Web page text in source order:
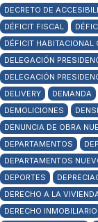
DECRETO DE
DÉFICIT FISCAL
DÉFICIT HABITACIONAL
DELEGACIÓN
DELEGACIÓN
DELIVERY
DEMANDA
DEMOLICIONES
DENUNCIA DE OBRA
DEPARTAMENTOS
DEPARTAMENTOS
DEPORTES
DERECHO A LA
DERECHO INMOBILIARIO